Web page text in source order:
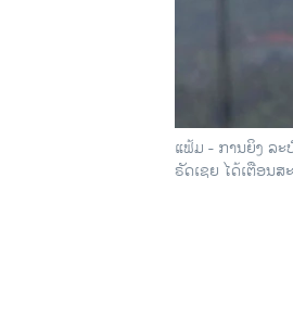
ແຟ້ມ - ການ​ຍິງ ລ
ຣັດ​ເຊຍ ໄດ້​ເຕືອນ​